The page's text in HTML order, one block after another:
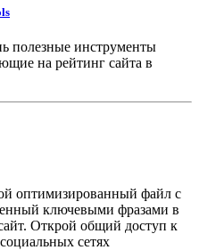
полезные инструменты
на рейтинг сайта в
оптимизированный файл с
ключевыми фразами в
Открой общий доступ к
сетях